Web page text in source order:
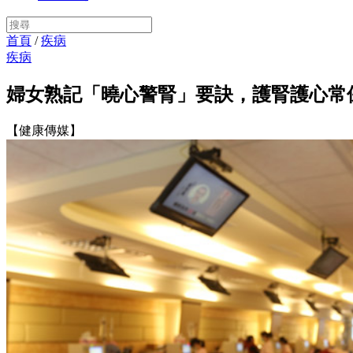
首頁 /疾病
疾病
婦女熟記「曉心警腎」要訣，護腎護心常
【健康傳媒】